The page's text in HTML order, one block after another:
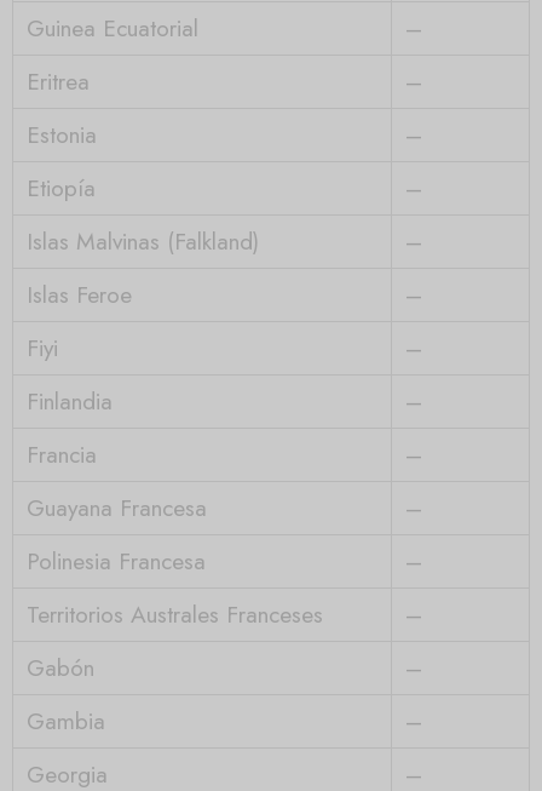
Guinea Ecuatorial
–
Eritrea
–
Estonia
–
Etiopía
–
Islas Malvinas (Falkland)
–
Islas Feroe
–
Fiyi
–
Finlandia
–
Francia
–
Guayana Francesa
–
Polinesia Francesa
–
Territorios Australes Franceses
–
Gabón
–
Gambia
–
Georgia
–